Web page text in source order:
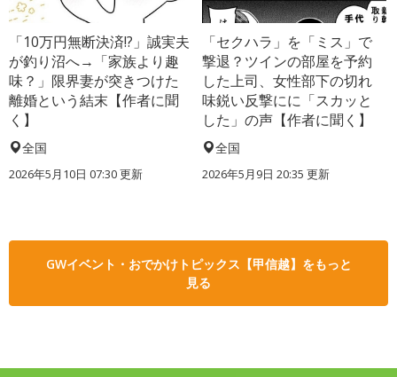
「10万円無断決済!?」誠実夫
が釣り沼へ→「家族より趣
味？」限界妻が突きつけた
離婚という結末【作者に聞
く】
全国
2026年5月10日 07:30 更新
「セクハラ」を「ミス」で
撃退？ツインの部屋を予約
した上司、女性部下の切れ
味鋭い反撃にに「スカッと
した」の声【作者に聞く】
全国
2026年5月9日 20:35 更新
GWイベント・おでかけトピックス【甲信越】をもっと
見る